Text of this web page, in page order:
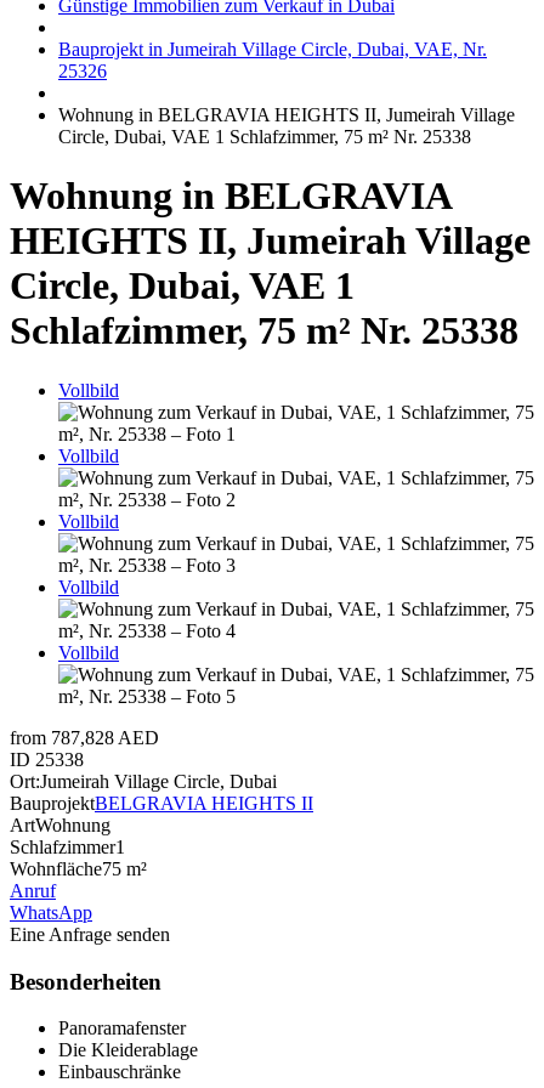
Günstige Immobilien zum Verkauf in Dubai
Bauprojekt in Jumeirah Village Circle, Dubai, VAE, Nr.
25326
Wohnung in BELGRAVIA HEIGHTS II, Jumeirah Village
Circle, Dubai, VAE 1 Schlafzimmer, 75 m² Nr. 25338
Wohnung in BELGRAVIA
HEIGHTS II, Jumeirah Village
Circle, Dubai, VAE 1
Schlafzimmer, 75 m² Nr. 25338
Vollbild
Vollbild
Vollbild
Vollbild
Vollbild
from 787,828 AED
ID 25338
Ort:Jumeirah Village Circle, Dubai
BauprojektBELGRAVIA HEIGHTS II
ArtWohnung
Schlafzimmer1
Wohnfläche75 m²
Anruf
WhatsApp
Eine Anfrage senden
Besonderheiten
Panoramafenster
Die Kleiderablage
Einbauschränke